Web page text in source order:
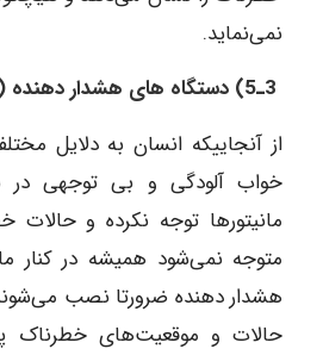
نمی‌نماید.
از آنجاییکه انسان به دلایل
خواب آلودگی و بی توجهی در
مانیتور‌ها توجه نکرده و
متوجه نمی‌شود همیشه در کنار
هشدار دهنده ضرورتا نصب
حالات و موقعیت‌های خطرناک